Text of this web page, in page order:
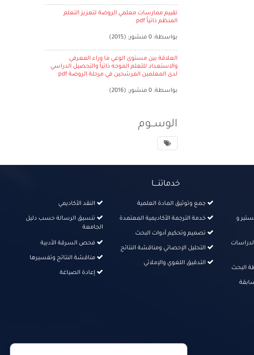
تقييم ممارسات معلمي الروضة لتعزيز التعلم
المنظم ذاتياً pdf
بواسطة: 0 منشور: (2015)
العلاقة بين مستوى الوعي ما وراء المعرفي
والاستعداد للتعلم الموجه ذاتياً والتحصيل الدراسي
لدى المعلمين المرشحين في مرحلة الروضة pdf
بواسطة: 0 منشور: (2016)
الوســوم
خدماتنــــا
و
البحث
جمع وتوثيق المادة العلمية
خدمة الترجمة الأكاديمية المعتمدة
تصميم وتحكيم أدوات البحث
التحليل الإحصائي ومناقشة النتائج
التدقيق اللغوي والإملائي
النقد الأكاديمي
تنسيق الرسالة حسب دليل
الجامعة
فحص السرقة الأدبية
مناقشة النتائج وتفسيرها
إعادة الصياغة